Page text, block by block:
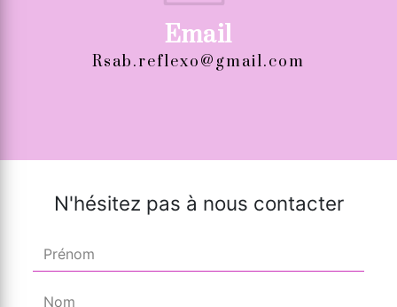
Email
rsab.reflexo@gmail.com
N'hésitez pas à nous contacter